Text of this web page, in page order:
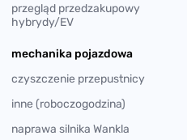
przegląd przedzakupowy
hybrydy/EV
mechanika pojazdowa
czyszczenie przepustnicy
inne (roboczogodzina)
naprawa silnika Wankla